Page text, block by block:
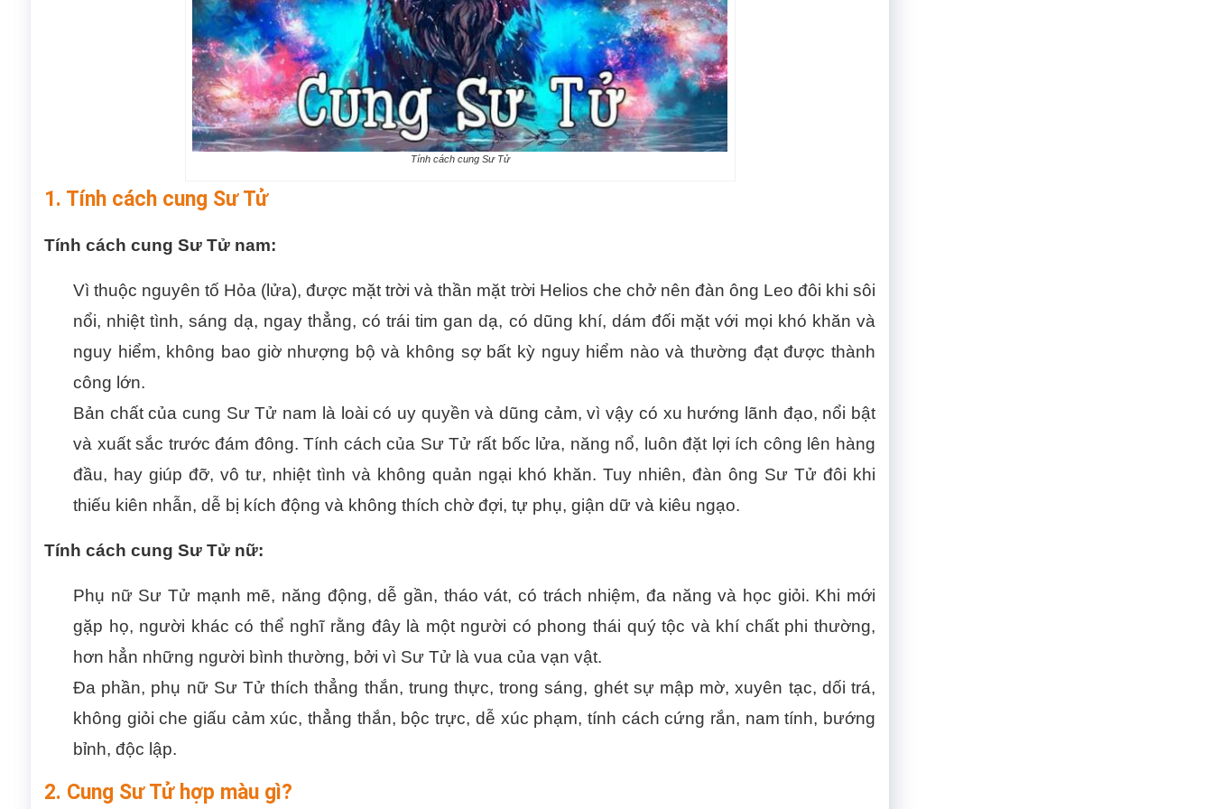
Tính cách cung Sư Tử
1. Tính cách cung Sư Tử
Tính cách cung Sư Tử nam:
Vì thuộc nguyên tố Hỏa (lửa), được mặt trời và thần mặt trời Helios che chở nên đàn ông Leo đôi khi sôi
nổi, nhiệt tình, sáng dạ, ngay thẳng, có trái tim gan dạ, có dũng khí, dám đối mặt với mọi khó khăn và
nguy hiểm, không bao giờ nhượng bộ và không sợ bất kỳ nguy hiểm nào và thường đạt được thành
công lớn.
Bản chất của cung Sư Tử nam là loài có uy quyền và dũng cảm, vì vậy có xu hướng lãnh đạo, nổi bật
và xuất sắc trước đám đông. Tính cách của Sư Tử rất bốc lửa, năng nổ, luôn đặt lợi ích công lên hàng
đầu, hay giúp đỡ, vô tư, nhiệt tình và không quản ngại khó khăn. Tuy nhiên, đàn ông Sư Tử đôi khi
thiếu kiên nhẫn, dễ bị kích động và không thích chờ đợi, tự phụ, giận dữ và kiêu ngạo.
Tính cách cung Sư Tử nữ:
Phụ nữ Sư Tử mạnh mẽ, năng động, dễ gần, tháo vát, có trách nhiệm, đa năng và học giỏi. Khi mới
gặp họ, người khác có thể nghĩ rằng đây là một người có phong thái quý tộc và khí chất phi thường,
hơn hẳn những người bình thường, bởi vì Sư Tử là vua của vạn vật.
Đa phần, phụ nữ Sư Tử thích thẳng thắn, trung thực, trong sáng, ghét sự mập mờ, xuyên tạc, dối trá,
không giỏi che giấu cảm xúc, thẳng thắn, bộc trực, dễ xúc phạm, tính cách cứng rắn, nam tính, bướng
bỉnh, độc lập.
2. Cung Sư Tử hợp màu gì?